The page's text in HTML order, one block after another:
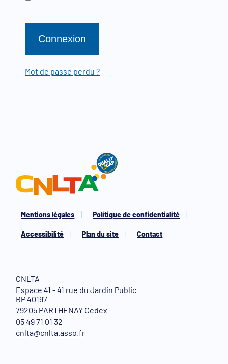
Mot de passe perdu ?
Mentions légales Politique de confidentialité
Accessibilité Plan du site Contact
CNLTA
Espace 41 - 41 rue du Jardin Public
BP 40197
79205 PARTHENAY Cedex
05 49 71 01 32
cnlta@cnlta.asso.fr